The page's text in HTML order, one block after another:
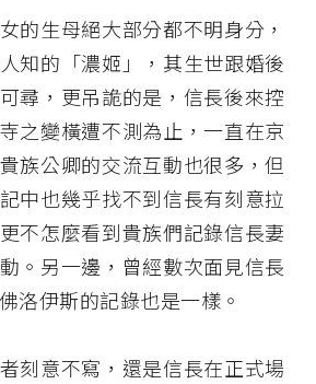
的生母絕大部分都不明身分，
知的「濃姬」，其生世跟婚後
尋，更吊詭的是，信長後來控
之變橫遭不測為止，一直在京
族公卿的交流互動也很多，但
中也幾乎找不到信長有刻意拉
不怎麼看到貴族們記錄信長妻
。另一邊，曾經數次面見信長
洛伊斯的記錄也是一樣。
刻意不寫，還是信長在正式場